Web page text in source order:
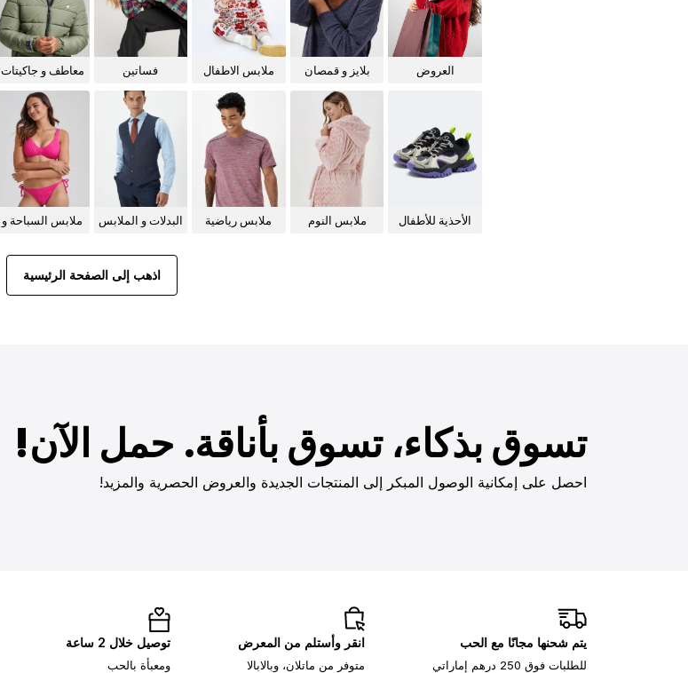
العروض
بلايز و قمصان
ملابس الاطفال فساتين
معاطف و جاكيتات
الأحذية للأطفال
ملابس النوم
ملابس رياضية
البدلات و الملابس
ملابس السباحة و
اذهب إلى الصفحة الرئيسية
تسوق بذكاء، تسوق بأناقة. حمل الآن!
احصل على إمكانية الوصول المبكر إلى المنتجات الجديدة والعروض الحصرية والمزيد!
يتم شحنها مجانًا مع الحب
للطلبات فوق 250 درهم إماراتي
انقر وأستلم من المعرض
متوفر من ماتلان، وبالابالا
توصيل خلال 2 ساعة
ومعبأة بالحب